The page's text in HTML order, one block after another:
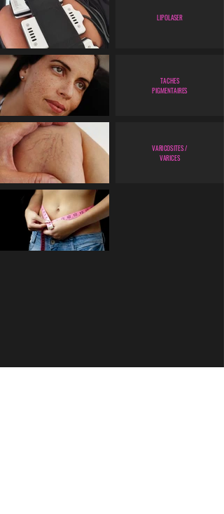
LIPOLASER
TACHES
PIGMENTAIRES
VARICOSITES /
VARICES